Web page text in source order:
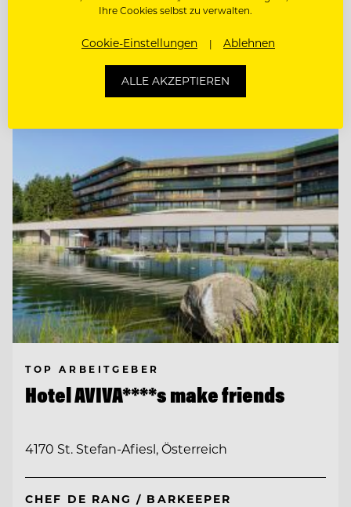
ETAGENFACHKRAFT (M/W/D)
REZEPTIONIST/IN
Entdecke alle Jobs
TOP ARBEITGEBER
Hotel AVIVA****s make friends
4170 St. Stefan-Afiesl, Österreich
CHEF DE RANG / BARKEEPER
Ihre Cookies selbst zu verwalten.
Cookie-Einstellungen Ablehnen
ALLE AKZEPTIEREN